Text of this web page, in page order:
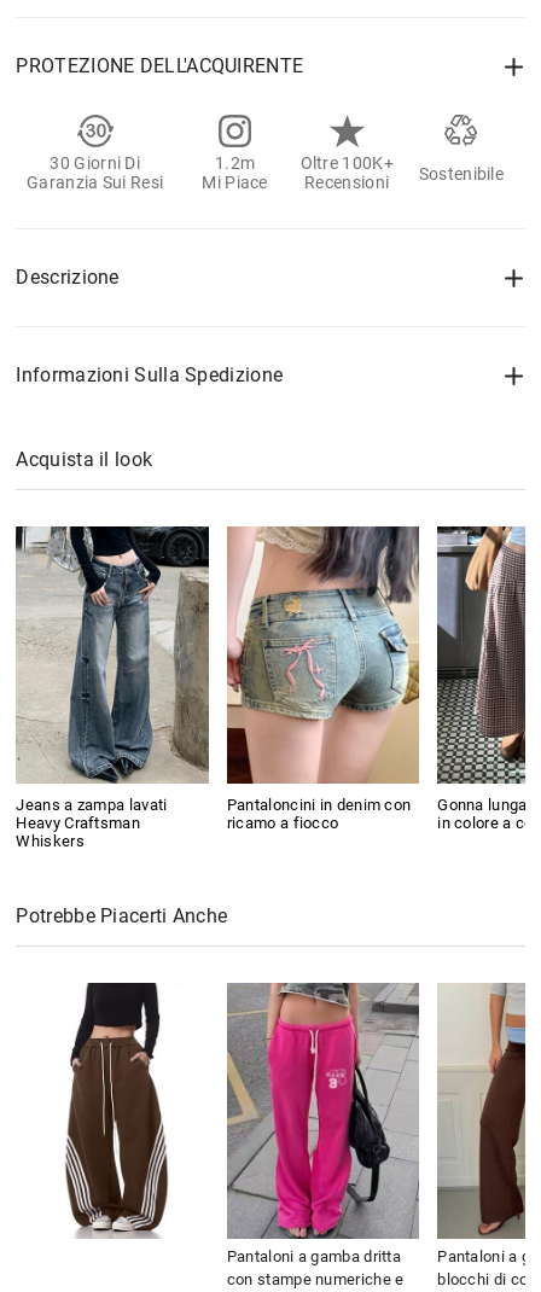
PROTEZIONE DELL'ACQUIRENTE
30 Giorni Di
Garanzia Sui Resi
1.2m
Mi Piace
Oltre 100K+
Recensioni
Sostenibile
Descrizione
Informazioni Sulla Spedizione
Acquista il look
Jeans a zampa lavati
Heavy Craftsman
Whiskers
Pantaloncini in denim con
ricamo a fiocco
Gonna lunga
in colore a
Potrebbe Piacerti Anche
Pantaloni a gamba dritta
con stampe numeriche e
Pantaloni a
blocchi di